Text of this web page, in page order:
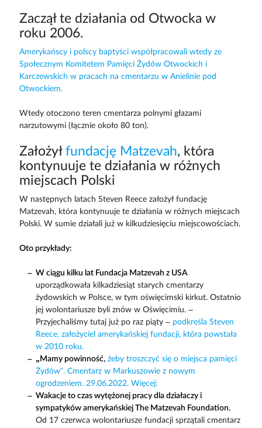
Zaczął te działania od Otwocka w
roku 2006.
Amerykańscy i polscy baptyści współpracowali wtedy ze
Społecznym Komitetem Pamięci Żydów Otwockich i
Karczewskich w pracach na cmentarzu w Anielinie pod
Otwockiem.
Wtedy otoczono teren cmentarza polnymi głazami
narzutowymi (łącznie około 80 ton).
Założył fundację Matzevah, która
kontynuuje te działania w różnych
miejscach Polski
W następnych latach Steven Reece założył fundację
Matzevah, która kontynuuje te działania w różnych miejscach
Polski. W sumie działali już w kilkudziesięciu miejscowościach.
Oto przykłady:
W ciągu kilku lat Fundacja Matzevah z USA
uporządkowała kilkadziesiąt starych cmentarzy
żydowskich w Polsce, w tym oświęcimski kirkut. Ostatnio
jej wolontariusze byli znów w Oświęcimiu. –
Przyjechaliśmy tutaj już po raz piąty – podkreśla Steven
Reece, założyciel amerykańskiej fundacji, która powstała
w 2010 roku.
„Mamy powinność,żeby troszczyć się o miejsca pamięci
Żydów”. Cmentarz w Markuszowie z nowym
ogrodzeniem. 29.06.2022. Więcej:
Wakacje to czas wytężonej pracy dla działaczy i
sympatyków amerykańskiej The Matzevah Foundation.
Od 17 czerwca wolontariusze fundacji sprzątali cmentarz